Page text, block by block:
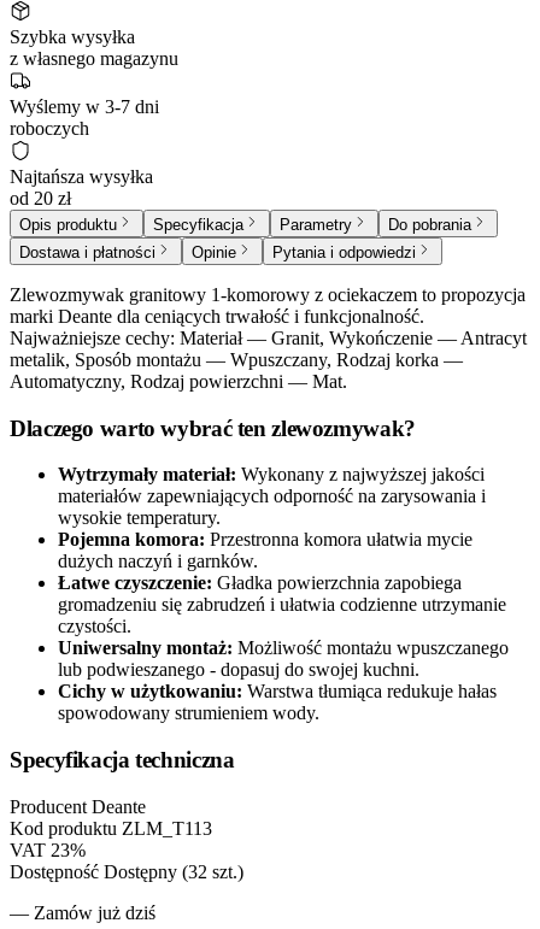
Szybka wysyłka
z własnego magazynu
Wyślemy w 3-7 dni
roboczych
Najtańsza wysyłka
od 20 zł
Opis produktu Specyfikacja Parametry
Do pobrania
Dostawa i płatności
Opinie Pytania i odpowiedzi
Zlewozmywak granitowy 1-komorowy z ociekaczem to propozycja
marki Deante dla ceniących trwałość i funkcjonalność.
Najważniejsze cechy: Materiał — Granit, Wykończenie — Antracyt
metalik, Sposób montażu — Wpuszczany, Rodzaj korka —
Automatyczny, Rodzaj powierzchni — Mat.
Dlaczego warto wybrać ten zlewozmywak?
Wytrzymały materiał: Wykonany z najwyższej jakości
materiałów zapewniających odporność na zarysowania i
wysokie temperatury.
Pojemna komora: Przestronna komora ułatwia mycie
dużych naczyń i garnków.
Łatwe czyszczenie: Gładka powierzchnia zapobiega
gromadzeniu się zabrudzeń i ułatwia codzienne utrzymanie
czystości.
Uniwersalny montaż: Możliwość montażu wpuszczanego
lub podwieszanego - dopasuj do swojej kuchni.
Cichy w użytkowaniu: Warstwa tłumiąca redukuje hałas
spowodowany strumieniem wody.
Specyfikacja techniczna
Producent Deante
Kod produktu ZLM_T113
VAT 23%
Dostępność Dostępny (32 szt.)
— Zamów już dziś